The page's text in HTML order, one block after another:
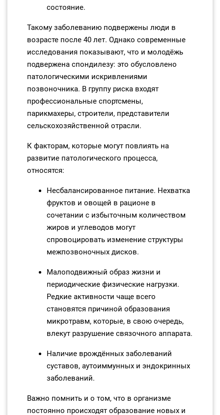
состояние.
Такому заболеванию подвержены люди в
возрасте после 40 лет. Однако современные
исследования показывают, что и молодёжь
подвержена спондилезу: это обусловлено
патологическими искривлениями
позвоночника. В группу риска входят
профессиональные спортсмены,
парикмахеры, строители, представители
сельскохозяйственной отрасли.
К факторам, которые могут повлиять на
развитие патологического процесса,
относятся:
Несбалансированное питание. Нехватка
фруктов и овощей в рационе в
сочетании с избыточным количеством
жиров и углеводов могут
спровоцировать изменение структуры
межпозвоночных дисков.
Малоподвижный образ жизни и
периодические физические нагрузки.
Редкие активности чаще всего
становятся причиной образования
микротравм, которые, в свою очередь,
влекут разрушение связочного аппарата.
Наличие врождённых заболеваний
суставов, аутоиммунных и эндокринных
заболеваний.
Важно помнить и о том, что в организме
постоянно происходят образование новых и